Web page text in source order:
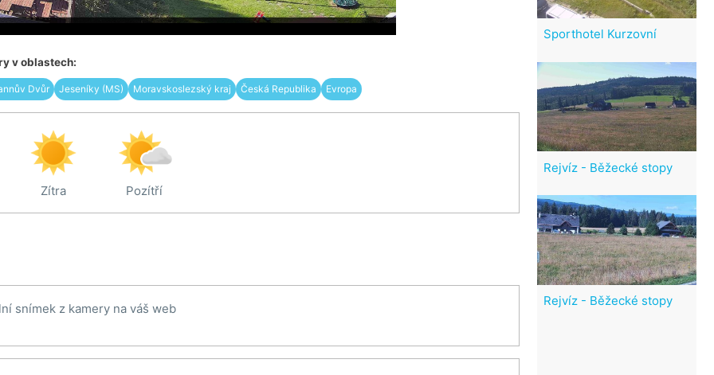
v oblastech:
Dvůr Jeseníky (MS) Moravskoslezský kraj Česká Republika Evropa
Zítra Pozítří
snímek z kamery na váš web
Sporthotel Kurzovní
Rejvíz - Běžecké stopy
Rejvíz - Běžecké stopy